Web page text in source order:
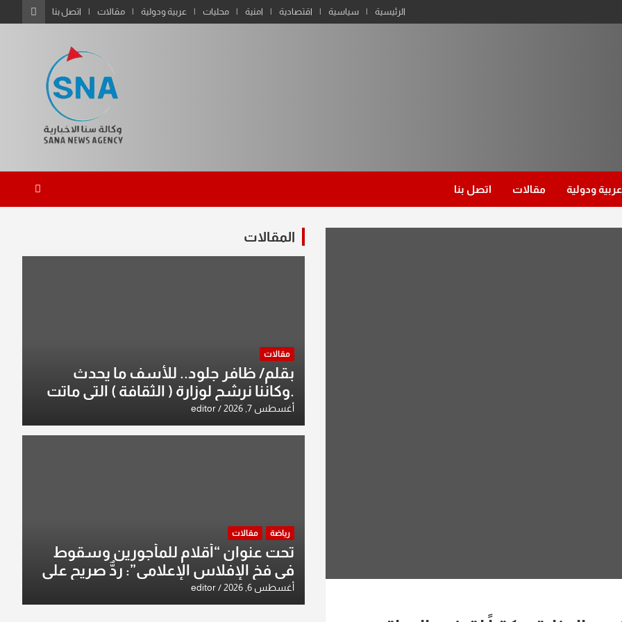
الرئيسية سياسية اقتصادية امنية محليات عربية ودولية مقالات اتصل بنا
عربية ودولية مقالات اتصل بنا
المقالات
مقالات
بقلم/ ظافر جلود.. للأسف ما يحدث
.وكاننا نرشح لوزارة ( الثقافة ) التي ماتت
من زمان وزير يمثلها من النخبة والإرث
العظيم للثقافة العراقية..
أغسطس 7, 2026 editor
رياضة مقالات
تحت عنوان “أقلام للمأجورين وسقوط
في فخ الإفلاس الإعلامي”: ردٌّ صريح على
افتراءات سمير الشكرجي
أغسطس 6, 2026 editor